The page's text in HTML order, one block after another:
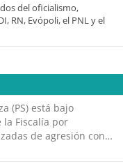
del oficialismo,
RN, Evópoli, el PNL y el
(PS) está bajo
la Fiscalía por
de agresión con